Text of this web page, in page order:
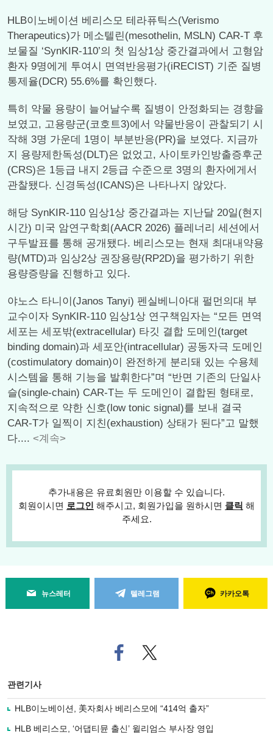
HLB이노베이션 베리스모 테라퓨틱스(Verismo
Therapeutics)가 메소텔린(mesothelin, MSLN) CAR-T 후
보물질 ‘SynKIR-110’의 첫 임상1상 중간결과에서 고형암
환자 9명에게 투여시 면역반응평가(iRECIST) 기준 질병
통제율(DCR) 55.6%를 확인했다.
특히 약물 용량이 늘어날수록 질병이 안정화되는 경향을
보였고, 고용량군(코호트3)에서 약물반응이 관찰되기 시
작해 3명 가운데 1명이 부분반응(PR)을 보였다. 지금까
지 용량제한독성(DLT)은 없었고, 사이토카인방출증후군
(CRS)은 1등급 내지 2등급 수준으로 3명의 환자에게서
관찰됐다. 신경독성(ICANS)은 나타나지 않았다.
해당 SynKIR-110 임상1상 중간결과는 지난달 20일(현지
시간) 미국 암연구학회(AACR 2026) 플레너리 세션에서
구두발표를 통해 공개됐다. 베리스모는 현재 최대내약용
량(MTD)과 임상2상 권장용량(RP2D)을 평가하기 위한
용량증량을 진행하고 있다.
야노스 타니이(Janos Tanyi) 펜실베니아대 펄먼의대 부
교수이자 SynKIR-110 임상1상 연구책임자는 “모든 면역
세포는 세포밖(extracellular) 타깃 결합 도메인(target
binding domain)과 세포안(intracellular) 공동자극 도메인
(costimulatory domain)이 완전하게 분리돼 있는 수용체
시스템을 통해 기능을 발휘한다”며 “반면 기존의 단일사
슬(single-chain) CAR-T는 두 도메인이 결합된 형태로,
지속적으로 약한 신호(low tonic signal)를 보내 결국
CAR-T가 일찍이 지친(exhaustion) 상태가 된다”고 말했
다.... <계속>
추가내용은 유료회원만 이용할 수 있습니다.
회원이시면 로그인 해주시고, 회원가입을 원하시면 클릭 해
주세요.
뉴스레터 텔레그램 카카오톡
페
이
로
기
사
트위
터로
관련기사
HLB이노베이션, 美자회사 베리스모에 “414억 출자”
HLB 베리스모, ‘어댑티뮨 출신’ 윌리엄스 부사장 영입